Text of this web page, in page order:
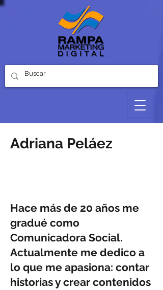
Adriana Peláez
Hace más de 20 años me
gradué como
Comunicadora Social.
Actualmente me dedico a
lo que me apasiona: contar
historias y crear contenidos